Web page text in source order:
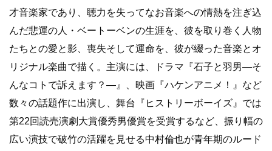
才音楽家であり、聴力を失ってなお音楽への情熱を注ぎ込
んだ悲運の人・ベートーベンの生涯を、彼を取り巻く人物
たちとの愛と影、喪失そして運命を、彼が綴った音楽とオ
リジナル楽曲で描く。主演には、ドラマ『石子と羽男―そ
んなコトで訴えます？―』、映画『ハケンアニメ！』など
数々の話題作に出演し、舞台『ヒストリーボーイズ』では
第22回読売演劇大賞優秀男優賞を受賞するなど、振り幅の
広い演技で破竹の活躍を見せる中村倫也が青年期のルード